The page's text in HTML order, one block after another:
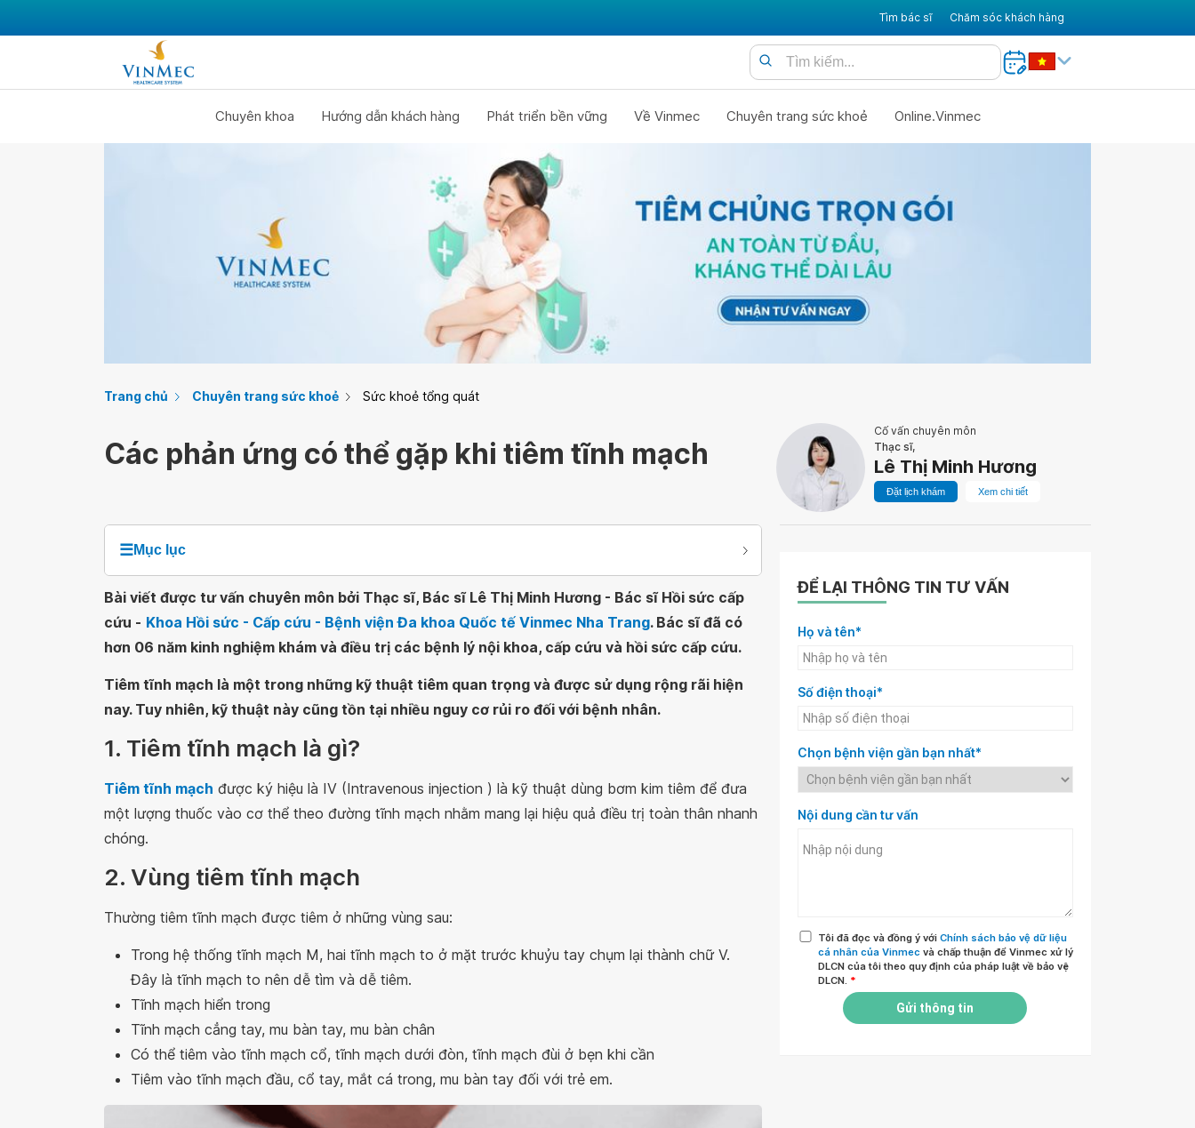
Tìm bác sĩ Chăm sóc khách hàng
Chuyên khoa Hướng dẫn khách hàng Phát triển bền vững Về Vinmec Chuyên trang sức khoẻ Online.Vinmec
Trang chủ Chuyên trang sức khoẻ Sức khoẻ tổng quát
Các phản ứng có thể gặp khi tiêm tĩnh mạch
Cố vấn chuyên môn
Thạc sĩ,
Lê Thị Minh Hương
Đặt lịch khám Xem chi tiết
☰Mục lục
Bài viết được tư vấn chuyên môn bởi Thạc sĩ, Bác sĩ Lê Thị Minh Hương - Bác sĩ Hồi sức cấp
cứu - Khoa Hồi sức - Cấp cứu - Bệnh viện Đa khoa Quốc tế Vinmec Nha Trang. Bác sĩ đã có
hơn 06 năm kinh nghiệm khám và điều trị các bệnh lý nội khoa, cấp cứu và hồi sức cấp cứu.
Tiêm tĩnh mạch là một trong những kỹ thuật tiêm quan trọng và được sử dụng rộng rãi hiện
nay. Tuy nhiên, kỹ thuật này cũng tồn tại nhiều nguy cơ rủi ro đối với bệnh nhân.
1. Tiêm tĩnh mạch là gì?
Tiêm tĩnh mạch được ký hiệu là IV (Intravenous injection ) là kỹ thuật dùng bơm kim tiêm để đưa
một lượng thuốc vào cơ thể theo đường tĩnh mạch nhằm mang lại hiệu quả điều trị toàn thân nhanh
chóng.
2. Vùng tiêm tĩnh mạch
Thường tiêm tĩnh mạch được tiêm ở những vùng sau:
Trong hệ thống tĩnh mạch M, hai tĩnh mạch to ở mặt trước khuỷu tay chụm lại thành chữ V.
Đây là tĩnh mạch to nên dễ tìm và dễ tiêm.
Tĩnh mạch hiển trong
Tĩnh mạch cẳng tay, mu bàn tay, mu bàn chân
Có thể tiêm vào tĩnh mạch cổ, tĩnh mạch dưới đòn, tĩnh mạch đùi ở bẹn khi cần
Tiêm vào tĩnh mạch đầu, cổ tay, mắt cá trong, mu bàn tay đối với trẻ em.
ĐỂ LẠI THÔNG TIN TƯ VẤN
Họ và tên*
Số điện thoại*
Chọn bệnh viện gần bạn nhất*
Nội dung cần tư vấn
Tôi đã đọc và đồng ý với Chính sách bảo vệ dữ liệu
cá nhân của Vinmec và chấp thuận để Vinmec xử lý
DLCN của tôi theo quy định của pháp luật về bảo vệ
DLCN. *
Gửi thông tin